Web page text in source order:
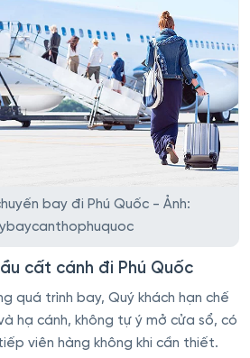
bay đi Phú Quốc - Ảnh:
cất cánh đi Phú Quốc
quá trình bay, Quý khách hạn chế
hạ cánh, không tự ý mở cửa sổ, có
viên hàng không khi cần thiết.